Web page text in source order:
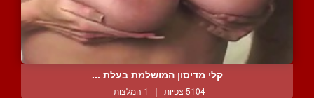
קלי מדיסון המושלמת בעלת ...
5104 צפיות | 1 המלצות